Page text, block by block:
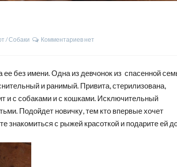
/Собаки Комментариев нет
ее без имени. Одна из девчонок из спасенной
и ранимый. Привита, стерилизована,
и с собаками и с кошками. Исключительный
Подойдет новичку, тем кто впервые хочет
знакомиться с рыжей красоткой и подарите ей